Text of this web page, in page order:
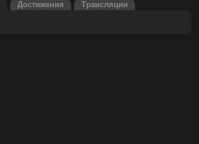
Достижения Трансляции